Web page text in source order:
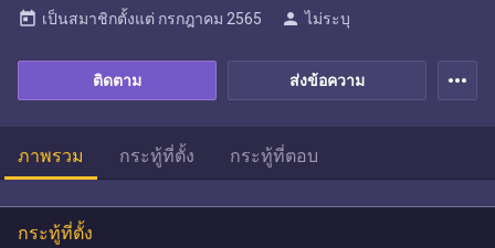
ส่งข้อความ
ติดตาม
today เป็นสมาชิกตั้งแต่ กรกฎาคม 2565 person ไม่ระบุ
more_horiz
ภาพรวม กระทู้ที่ตั้ง กระทู้ที่ตอบ
กระทู้ที่ตั้ง